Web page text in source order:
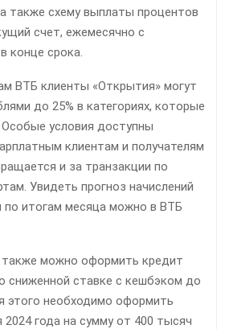
также схему выплаты процентов
счет, ежемесячно с
конце срока.
ВТБ клиенты «Открытия» могут
до 25% в категориях, которые
условия доступны
клиентам и получателям
и за транзакции по
Увидеть прогноз начислений
по итогам месяца можно в ВТБ
также можно оформить кредит
сниженной ставке с кешбэком до
этого необходимо оформить
года на сумму от 400 тысяч